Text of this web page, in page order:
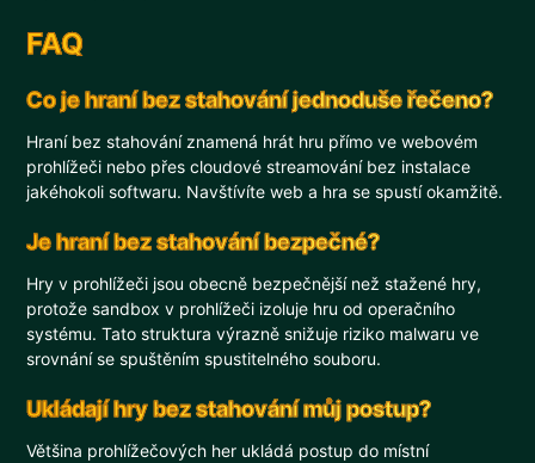
FAQ
Co je hraní bez stahování jednoduše řečeno?
Hraní bez stahování znamená hrát hru přímo ve webovém
prohlížeči nebo přes cloudové streamování bez instalace
jakéhokoli softwaru. Navštívíte web a hra se spustí okamžitě.
Je hraní bez stahování bezpečné?
Hry v prohlížeči jsou obecně bezpečnější než stažené hry,
protože sandbox v prohlížeči izoluje hru od operačního
systému. Tato struktura výrazně snižuje riziko malwaru ve
srovnání se spuštěním spustitelného souboru.
Ukládají hry bez stahování můj postup?
Většina prohlížečových her ukládá postup do místní